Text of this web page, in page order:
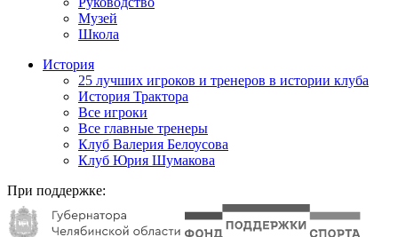
Музей
Школа
История
25 лучших игроков и тренеров в истории клуба
История Трактора
Все игроки
Все главные тренеры
Клуб Валерия Белоусова
Клуб Юрия Шумакова
При поддержке: